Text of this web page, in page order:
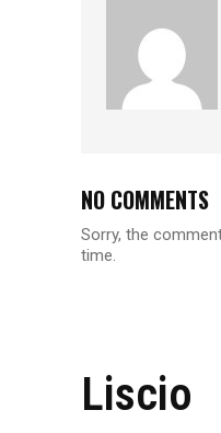
NO COMMENTS
Sorry, the
time.
Liscio